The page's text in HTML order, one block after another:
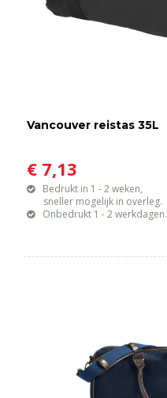
Vancouver reistas 35L
€ 7,13
Bedrukt in 1 - 2 weken,
sneller mogelijk in overleg.
Onbedrukt 1 - 2 werkdagen.